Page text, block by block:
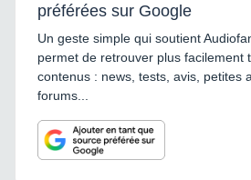
préférées sur Google
Un geste simple qui soutient
permet de retrouver plus facilement
contenus : news, tests, avis, petites
forums...